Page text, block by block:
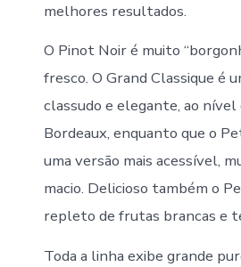
melhores resultados.
O Pinot Noir é muito
fresco. O Grand Classique é
classudo e elegante, ao nível
Bordeaux, enquanto que o
uma versão mais acessível,
macio. Delicioso também o
repleto de frutas brancas e
Toda a linha exibe grande